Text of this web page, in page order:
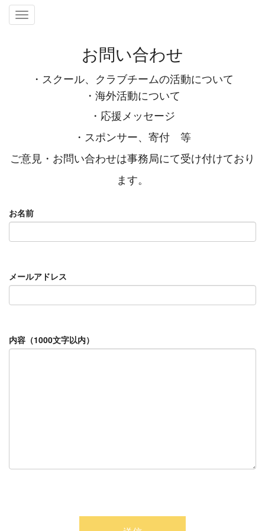
Toggle
navigation
お問い合わせ
・スクール、クラブチームの活動について
・海外活動について
・応援メッセージ
・スポンサー、寄付 等
ご意見・お問い合わせは事務局にて受け付けており
ます。
お名前
メールアドレス
内容（1000文字以内）